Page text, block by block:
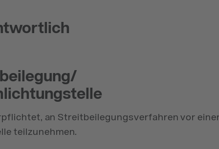
an Streitbeilegungsverfahren vor
teilzunehmen.